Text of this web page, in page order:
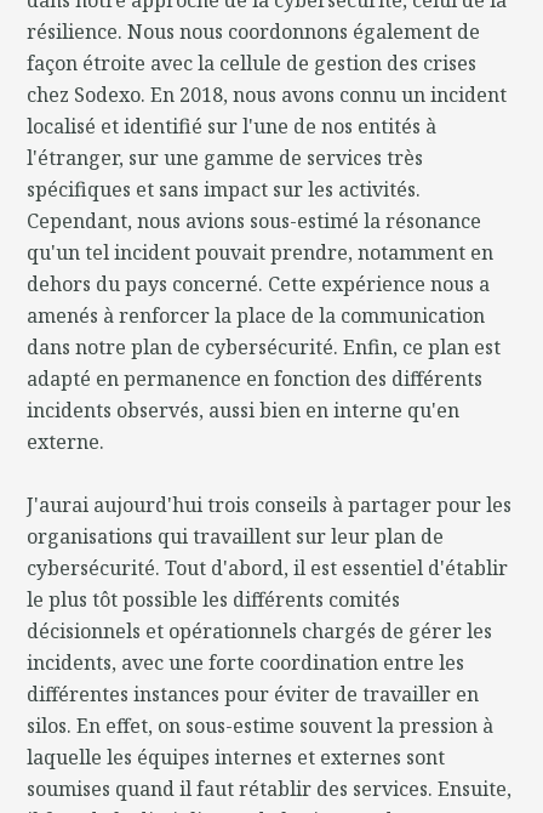
résilience. Nous nous coordonnons également de
façon étroite avec la cellule de gestion des crises
chez Sodexo. En 2018, nous avons connu un incident
localisé et identifié sur l'une de nos entités à
l'étranger, sur une gamme de services très
spécifiques et sans impact sur les activités.
Cependant, nous avions sous-estimé la résonance
qu'un tel incident pouvait prendre, notamment en
dehors du pays concerné. Cette expérience nous a
amenés à renforcer la place de la communication
dans notre plan de cybersécurité. Enfin, ce plan est
adapté en permanence en fonction des différents
incidents observés, aussi bien en interne qu'en
externe.
J'aurai aujourd'hui trois conseils à partager pour les
organisations qui travaillent sur leur plan de
cybersécurité. Tout d'abord, il est essentiel d'établir
le plus tôt possible les différents comités
décisionnels et opérationnels chargés de gérer les
incidents, avec une forte coordination entre les
différentes instances pour éviter de travailler en
silos. En effet, on sous-estime souvent la pression à
laquelle les équipes internes et externes sont
soumises quand il faut rétablir des services. Ensuite,